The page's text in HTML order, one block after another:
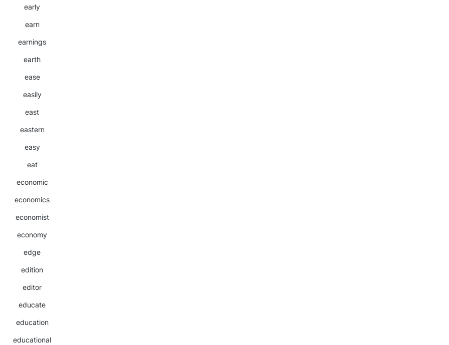
early
earn
earnings
earth
ease
easily
east
eastern
easy
eat
economic
economics
economist
economy
edge
edition
editor
educate
education
educational